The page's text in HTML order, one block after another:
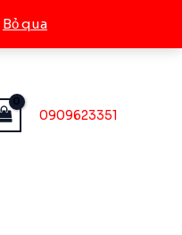
Bỏ qua
0909623351